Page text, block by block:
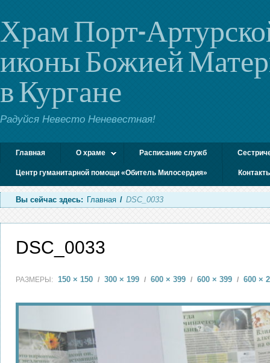
Храм Порт-
иконы Божией
в Кургане
Радуйся Невесто Неневестная!
Главная О храме Расписание служб
Центр гуманитарной помощи «Обитель Милосердия»
Вы сейчас здесь: Главная / DSC_0033
DSC_0033
РАЗМЕРЫ: 150 × 150 / 300 × 199 / 600 × 399 / 600 × 399 / 600 ×